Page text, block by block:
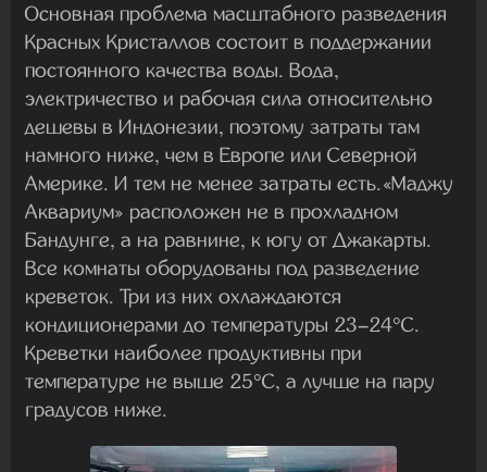
Основная проблема масштабного разведения
Красных Кристаллов состоит в поддержании
постоянного качества воды. Вода,
электричество и рабочая сила относительно
дешевы в Индонезии, поэтому затраты там
намного ниже, чем в Европе или Северной
Америке. И тем не менее затраты есть.«Маджу
Аквариум» расположен не в прохладном
Бандунге, а на равнине, к югу от Джакарты.
Все комнаты оборудованы под разведение
креветок. Три из них охлаждаются
кондиционерами до температуры 23–24°C.
Креветки наиболее продуктивны при
температуре не выше 25°C, а лучше на пару
градусов ниже.